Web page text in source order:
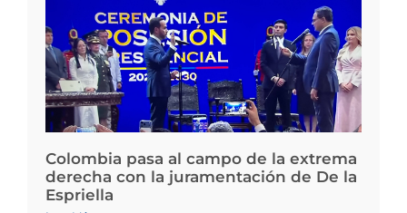
Colombia pasa al campo de la extrema
derecha con la juramentación de De la
Espriella